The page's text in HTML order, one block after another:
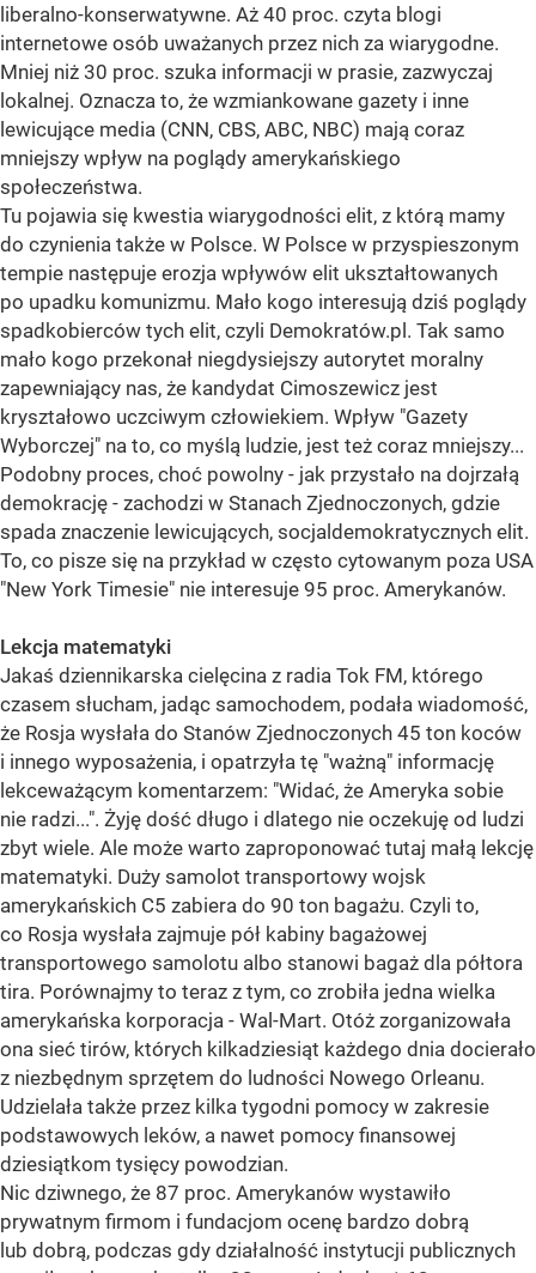
liberalno-konserwatywne. Aż 40 proc. czyta blogi
internetowe osób uważanych przez nich za wiarygodne.
Mniej niż 30 proc. szuka informacji w prasie, zazwyczaj
lokalnej. Oznacza to, że wzmiankowane gazety i inne
lewicujące media (CNN, CBS, ABC, NBC) mają coraz
mniejszy wpływ na poglądy amerykańskiego
społeczeństwa.
Tu pojawia się kwestia wiarygodności elit, z którą mamy
do czynienia także w Polsce. W Polsce w przyspieszonym
tempie następuje erozja wpływów elit ukształtowanych
po upadku komunizmu. Mało kogo interesują dziś poglądy
spadkobierców tych elit, czyli Demokratów.pl. Tak samo
mało kogo przekonał niegdysiejszy autorytet moralny
zapewniający nas, że kandydat Cimoszewicz jest
kryształowo uczciwym człowiekiem. Wpływ "Gazety
Wyborczej" na to, co myślą ludzie, jest też coraz mniejszy...
Podobny proces, choć powolny - jak przystało na dojrzałą
demokrację - zachodzi w Stanach Zjednoczonych, gdzie
spada znaczenie lewicujących, socjaldemokratycznych elit.
To, co pisze się na przykład w często cytowanym poza USA
"New York Timesie" nie interesuje 95 proc. Amerykanów.
Lekcja matematyki
Jakaś dziennikarska cielęcina z radia Tok FM, którego
czasem słucham, jadąc samochodem, podała wiadomość,
że Rosja wysłała do Stanów Zjednoczonych 45 ton koców
i innego wyposażenia, i opatrzyła tę "ważną" informację
lekceważącym komentarzem: "Widać, że Ameryka sobie
nie radzi...". Żyję dość długo i dlatego nie oczekuję od ludzi
zbyt wiele. Ale może warto zaproponować tutaj małą lekcję
matematyki. Duży samolot transportowy wojsk
amerykańskich C5 zabiera do 90 ton bagażu. Czyli to,
co Rosja wysłała zajmuje pół kabiny bagażowej
transportowego samolotu albo stanowi bagaż dla półtora
tira. Porównajmy to teraz z tym, co zrobiła jedna wielka
amerykańska korporacja - Wal-Mart. Otóż zorganizowała
ona sieć tirów, których kilkadziesiąt każdego dnia docierało
z niezbędnym sprzętem do ludności Nowego Orleanu.
Udzielała także przez kilka tygodni pomocy w zakresie
podstawowych leków, a nawet pomocy finansowej
dziesiątkom tysięcy powodzian.
Nic dziwnego, że 87 proc. Amerykanów wystawiło
prywatnym firmom i fundacjom ocenę bardzo dobrą
lub dobrą, podczas gdy działalność instytucji publicznych